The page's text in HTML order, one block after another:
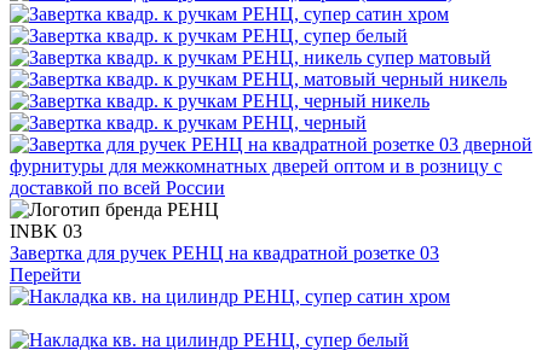
INBK 03
Завертка для ручек РЕНЦ на квадратной розетке 03
Перейти